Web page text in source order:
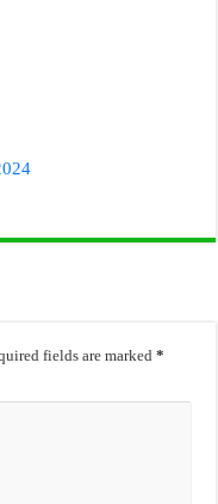
fields are marked*